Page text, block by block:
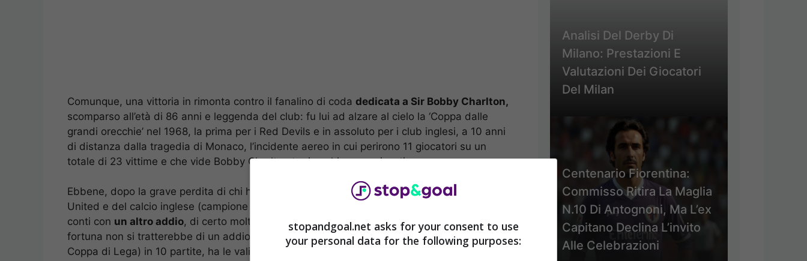
Comunque, una vittoria in rimonta contro il fanalino di coda dedicata a Sir Bobby Charlton,
scomparso all’età di 86 anni e leggenda del club: fu lui ad alzare al cielo la ‘Coppa dalle
grandi orecchie’ nel 1968, la prima per i Red Devils e in assoluto per i club inglesi, a 10 anni
di distanza dalla tragedia di Monaco, l’incidente aereo in cui perirono 11 giocatori su un
totale di 23 vittime e che vide Bobby Charlton tra i pochi sopravvissuti.
Ebbene, dopo la grave perdita di chi ha scritto pagine indelebili della storia del Manchester
United e del calcio inglese (campione del mondo nel 1966) i
conti con un altro addio, di certo molto meno importante e sicuramente meno doloroso. Per
fortuna non si tratterebbe di un addio definitivo:Anthony Martial, finora un solo gol (in
Coppa di Lega) in 10 partite, ha le valigie in mano.
Analisi Del Derby Di
Milano: Prestazioni E
Valutazioni Dei Giocatori
Del Milan
Centenario Fiorentina:
Commisso Ritira La Maglia
N.10 Di Antognoni, Ma L’ex
Capitano Declina L’invito
Alle Celebrazioni
stopandgoal.net asks for your consent to use
your personal data for the following purposes: